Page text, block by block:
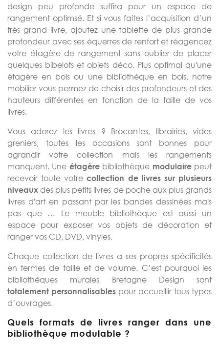
design peu profonde suffira pour un espace de
rangement optimsé. Et si vous faites l’acquisition d’un
très grand livre, ajoutez une tablette de plus grande
profondeur avec ses équerres de renfort et réagencez
votre étagère de rangement sans oublier de placer
quelques bibelots et objets déco. Plus optimal qu'une
étagère en bois ou une bibliothèque en bois, notre
mobilier vous permez de choisir des profondeurs et des
hauteurs différentes en fonction de la taille de vos
livres.
Vous adorez les livres ? Brocantes, librairies, vides
greniers, toutes les occasions sont bonnes pour
agrandir votre collection mais les rangements
manquent. Une étagèrebibliothèque modulairepeut
recevoir toute votre collection de livres sur plusieurs
niveaux des plus petits livres de poche aux plus grands
livres d'art en passant par les bandes dessinées mais
pas que … Le meuble bibliothèque est aussi un
espace pour exposer vos objets de décoration et
ranger vos CD, DVD, vinyles.
Chaque collection de livres a ses propres spécificités
en termes de taille et de volume. C’est pourquoi les
bibliothèques murales Bretagne Design sont
totalement personnalisables pour accueillir tous types
d’ouvrages.
Quels formats de livres ranger dans une
bibliothèque modulable ?